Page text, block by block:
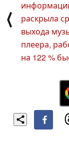
⟨
раскрыла
выхода
плеера,
на 122 %